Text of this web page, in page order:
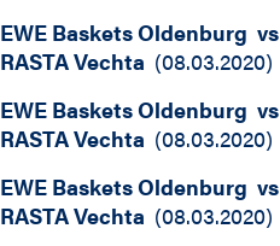
EWE Baskets Oldenburg vs
RASTA Vechta (08.03.2020)
EWE Baskets Oldenburg vs
RASTA Vechta (08.03.2020)
EWE Baskets Oldenburg vs
RASTA Vechta (08.03.2020)